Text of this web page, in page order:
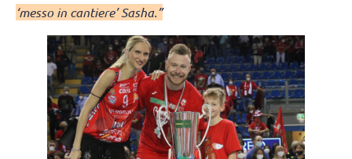
‘messo in cantiere’ Sasha.”